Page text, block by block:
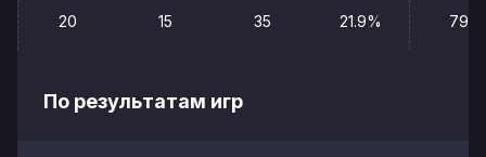
20 15 35 21.9% 79
По результатам игр